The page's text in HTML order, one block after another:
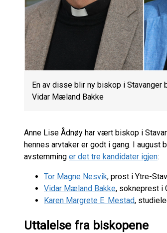
En av disse blir ny biskop i Stavanger
Vidar Mæland Bakke
Anne Lise Ådnøy har vært biskop i
hennes arvtaker er godt i gang. I august
avstemming er det tre kandidater igjen:
Tor Magne Nesvik, prost i Ytre-
Vidar Mæland Bakke, sokneprest i
Karen Margrete E. Mestad,
Uttalelse fra biskopene